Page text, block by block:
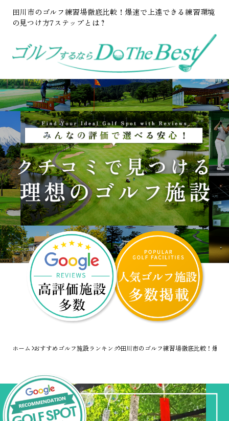
田川市のゴルフ練習場徹底比較！爆速で上達できる練習環境
の見つけ方7ステップとは？
ホーム おすすめゴルフ施設ランキング田川市のゴルフ練習場徹底比較！爆速